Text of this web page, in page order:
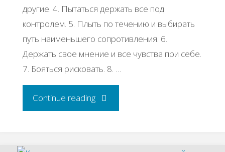
другие. 4. Пытаться держать все под
контролем. 5. Плыть по течению и выбирать
путь наименьшего сопротивления. 6.
Держать свое мнение и все чувства при себе.
7. Бояться рисковать. 8. …
Continue reading"30